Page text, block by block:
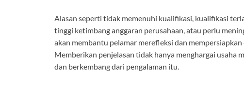
Alasan seperti tidak memenuhi kualifikasi, kualifikasi
tinggi ketimbang anggaran perusahaan, atau perlu
akan membantu pelamar merefleksi dan
Memberikan penjelasan tidak hanya menghargai usaha
dan berkembang dari pengalaman itu.